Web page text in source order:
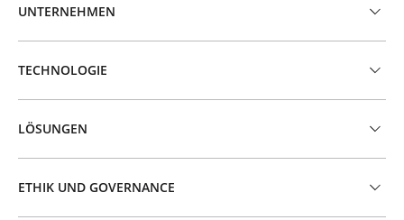
UNTERNEHMEN
TECHNOLOGIE
LÖSUNGEN
ETHIK UND GOVERNANCE